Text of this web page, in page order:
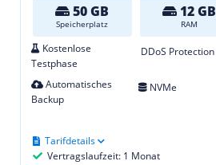
50 GB
Speicherplatz
12 GB
RAM
Kostenlose
Testphase
DDoS Protection
Automatisches
Backup
NVMe
Vertragslaufzeit: 1 Monat
Tarifdetails